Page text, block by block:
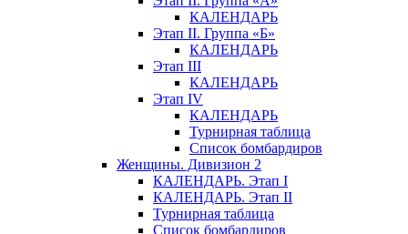
КАЛЕНДАРЬ
Этап II. Группа «Б»
КАЛЕНДАРЬ
Этап III
КАЛЕНДАРЬ
Этап IV
КАЛЕНДАРЬ
Турнирная таблица
Список бомбардиров
Женщины. Дивизион 2
КАЛЕНДАРЬ. Этап I
КАЛЕНДАРЬ. Этап II
Турнирная таблица
Список бомбардиров